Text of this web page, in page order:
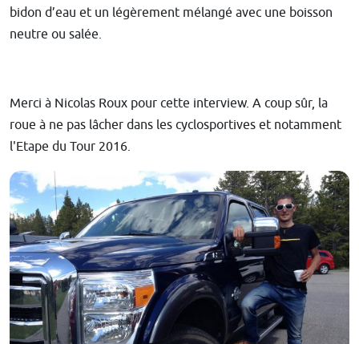
bidon d’eau et un légèrement mélangé avec une boisson
neutre ou salée.
Merci à Nicolas Roux pour cette interview. A coup sûr, la
roue à ne pas lâcher dans les cyclosportives et notamment
l'Etape du Tour 2016.